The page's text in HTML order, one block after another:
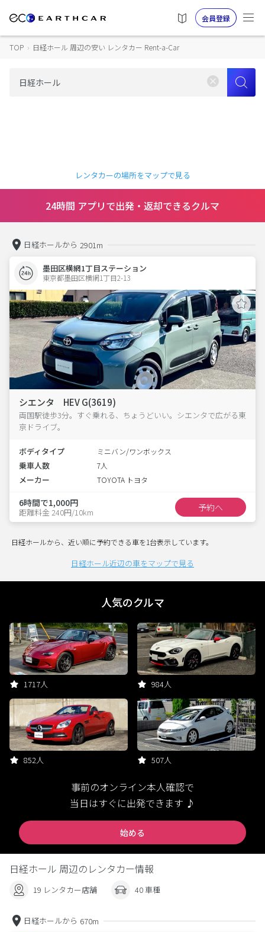
会員登録
TOP › 日経ホール 周辺の安い レンタカー Rent-a-Car
レンタカーの場所をマップで見る
24時間 アプリで出発・返却できるクルマ
日経ホールから 2901m
墨田区横網1丁目ステーション
東京都墨田区横網1丁目2-13
シエンタ HEV G(3619)
両国駅徒歩3分。すぐ乗れる、ちょうどいい。シエンタで広がる東
京ドライブ。
ボディタイプ ミニバン/ワンボックス
乗車人数 7人
メーカー TOYOTA トヨタ
6時間で1,000円
距離料金 240円/10km 予約へ
日経ホールから、近い順に予約できる車を1台表示しています。
日経ホール近辺の車をマップで見る
人気のクルマ
1717人 984人
852人 507人
事前のオンライン本人確認で
当日はすぐに出発できます ♪
始める
日経ホール 周辺のレンタカー情報
19 レンタカー店舗 40 車種
日経ホールから 670m